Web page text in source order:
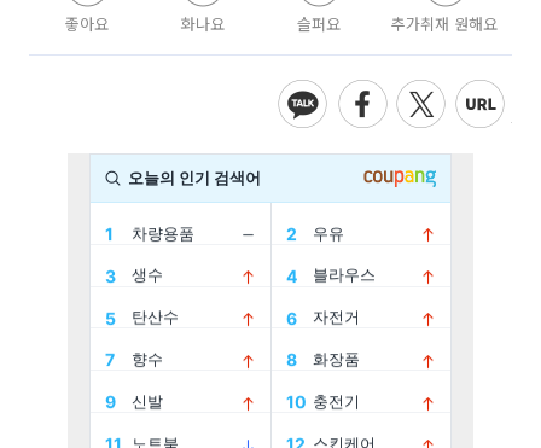
좋아요 화나요 슬퍼요 추가취재 원해요